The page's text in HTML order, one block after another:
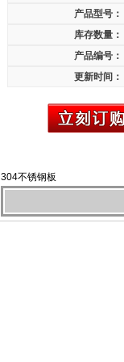
产品型号：
库存数量：
产品编号：
更新时间：
304不锈钢板